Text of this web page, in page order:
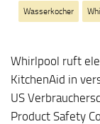
Wasserkocher
Whirlpool ruft
KitchenAid in
US
Product Safety